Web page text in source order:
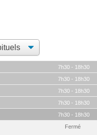
7h30 - 18h30
7h30 - 18h30
7h30 - 18h30
7h30 - 18h30
7h30 - 18h30
Fermé